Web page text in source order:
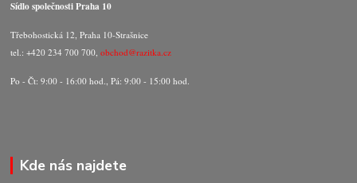
Sídlo společnosti Praha 10
Třebohostická 12, Praha 10-Strašnice
tel.: +420 234 700 700,obchod@razitka.cz
Po - Čt: 9:00 - 16:00 hod., Pá: 9:00 - 15:00 hod.
Kde nás najdete